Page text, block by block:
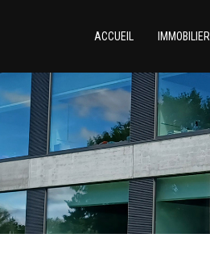
ACCUEIL IMMOBILIER